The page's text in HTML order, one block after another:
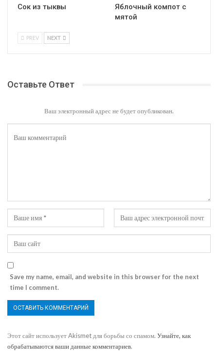
Сок из тыквы
Яблочный компот с
мятой
PREV NEXT
Оставьте Ответ
Ваш электронный адрес не будет опубликован.
Save my name, email, and website in this browser for the next
time I comment.
Этот сайт использует Akismet для борьбы со спамом. Узнайте, как
обрабатываются ваши данные комментариев.